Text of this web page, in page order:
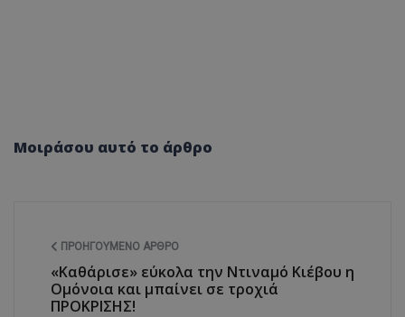
Μοιράσου αυτό το άρθρο
ΠΡΟΗΓΟΎΜΕΝΟ ΆΡΘΡΟ
«Καθάρισε» εύκολα την Ντιναμό Κιέβου η
Ομόνοια και μπαίνει σε τροχιά
ΠΡΟΚΡΙΣΗΣ!